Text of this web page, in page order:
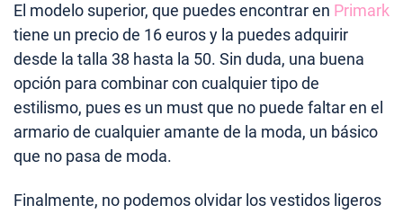
El modelo superior, que puedes encontrar en Primark
tiene un precio de 16 euros y la puedes adquirir
desde la talla 38 hasta la 50. Sin duda, una buena
opción para combinar con cualquier tipo de
estilismo, pues es un must que no puede faltar en el
armario de cualquier amante de la moda, un básico
que no pasa de moda.
Finalmente, no podemos olvidar los vestidos ligeros